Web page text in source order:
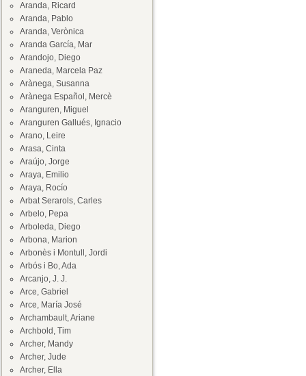
Aranda, Ricard
Aranda, Pablo
Aranda, Verònica
Aranda García, Mar
Arandojo, Diego
Araneda, Marcela Paz
Arànega, Susanna
Arànega Español, Mercè
Aranguren, Miguel
Aranguren Gallués, Ignacio
Arano, Leire
Arasa, Cinta
Araújo, Jorge
Araya, Emilio
Araya, Rocío
Arbat Serarols, Carles
Arbelo, Pepa
Arboleda, Diego
Arbona, Marion
Arbonès i Montull, Jordi
Arbós i Bo, Ada
Arcanjo, J. J.
Arce, Gabriel
Arce, María José
Archambault, Ariane
Archbold, Tim
Archer, Mandy
Archer, Jude
Archer, Ella